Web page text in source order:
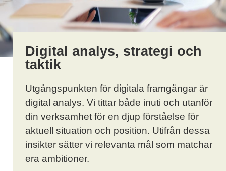
Digital analys, strategi och
taktik
Utgångspunkten för digitala framgångar är
digital analys. Vi tittar både inuti och utanför
din verksamhet för en djup förståelse för
aktuell situation och position. Utifrån dessa
insikter sätter vi relevanta mål som matchar
era ambitioner.